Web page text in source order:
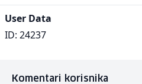
User Data
ID: 24237
Komentari korisnika